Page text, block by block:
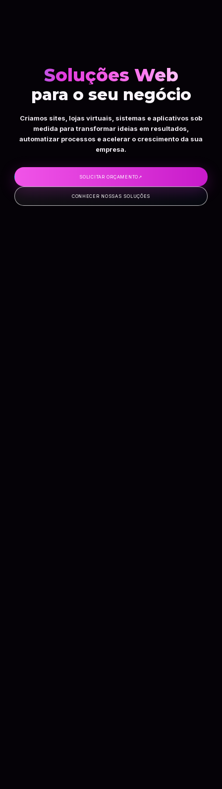
Soluções Web
para o seu negócio
Criamos sites, lojas virtuais, sistemas e aplicativos sob
medida para transformar ideias em resultados,
automatizar processos e acelerar o crescimento da sua
empresa.
SOLICITAR ORÇAMENTO↗
CONHECER NOSSAS SOLUÇÕES